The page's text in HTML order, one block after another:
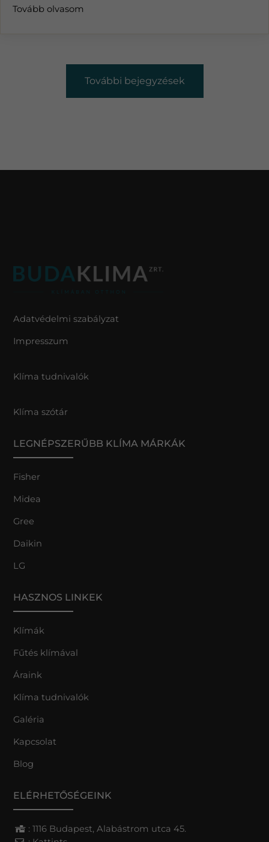
Tovább olvasom
További bejegyzések
Adatvédelmi szabályzat
Impresszum
Klíma tudnivalók
Klíma szótár
LEGNÉPSZERŰBB KLÍMA MÁRKÁK
Fisher
Midea
Gree
Daikin
LG
HASZNOS LINKEK
Klímák
Fűtés klímával
Áraink
Klíma tudnivalók
Galéria
Kapcsolat
Blog
ELÉRHETŐSÉGEINK
: 1116 Budapest, Alabástrom utca 45.